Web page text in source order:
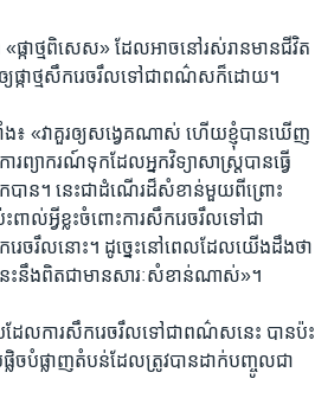
«ផ្កាថ្មពិសេស»​ ដែល​អាច​នៅ​រស់រាន​មាន​ជីវិត​
វើ​ឲ្យ​ផ្កាថ្មសឹក​រេចរឹល​ទៅ​ជា​ពណ៌​សក៏​ដោយ។
៖ «វា​គួរ​ឲ្យ​សង្វេគ​ណាស់ ហើយ​ខ្ញុំ​បាន​ឃើញ
ាករណ៍​ទុក​ដែល​អ្នក​វិទ្យាសាស្ត្រ​បាន​ធ្វើ​
ក​បាន។ នេះ​ជា​ដំណើរ​ដ៏​សំខាន់​មួយ​ពីព្រោះ​
ាល់​អ្វី​ខ្លះ​ចំពោះ​ការ​សឹក​រេចរឹលទៅ​ជា​
េចរឹល​នោះ។ ដូច្នេះនៅ​ពេល​ដែល​យើង​ដឹងថា
េះ​នឹង​ពិត​ជា​មាន​សារៈ​សំខាន់​ណាស់»។
ដែល​ការ​សឹក​រេចរឹល​ទៅ​ជា​ពណ៌​ស​នេះ​ បាន​ប៉ះ
លិចបំផ្លាញ​តំបន់​ដែលត្រូវ​បាន​ដាក់​បញ្ចូល​ជា​